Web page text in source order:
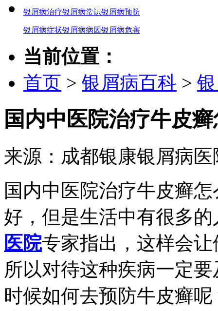
银屑病治疗银屑病常识银屑病预防
银屑病症状银屑病病因银屑病危害
当前位置：
首页 > 银屑病百科 >
国内中医院治疗牛皮
来源：成都银康银屑病医
国内中医院治疗牛皮癣
好，但是生活中有很多
医院专家指出，这样会
所以对待这种疾病一定
时候如何去预防牛皮癣